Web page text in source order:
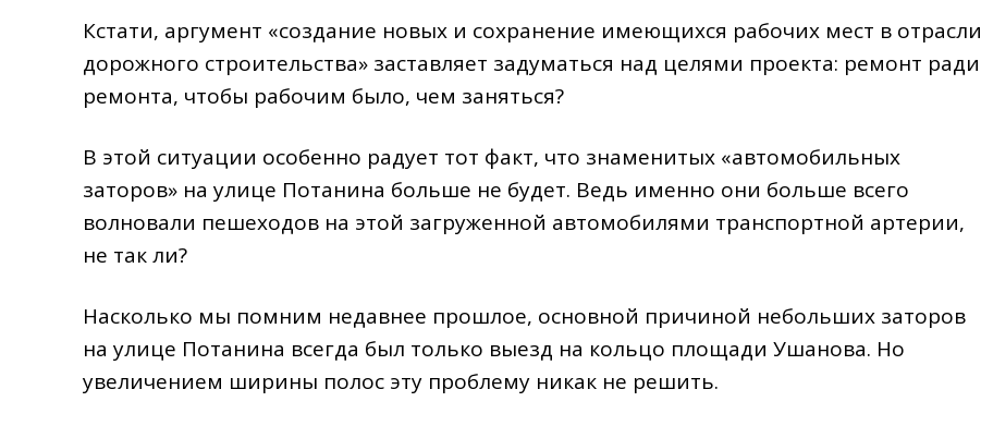
Кстати, аргумент «создание новых и сохранение имеющихся рабочих мест в отрасли
дорожного строительства» заставляет задуматься над целями проекта: ремонт ради
ремонта, чтобы рабочим было, чем заняться?
В этой ситуации особенно радует тот факт, что знаменитых «автомобильных
заторов» на улице Потанина больше не будет. Ведь именно они больше всего
волновали пешеходов на этой загруженной автомобилями транспортной артерии,
не так ли?
Насколько мы помним недавнее прошлое, основной причиной небольших заторов
на улице Потанина всегда был только выезд на кольцо площади Ушанова. Но
увеличением ширины полос эту проблему никак не решить.